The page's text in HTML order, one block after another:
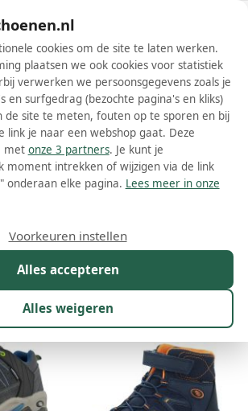
Schoenen.nl
Wis filters Alle filters
Kleur Prijs
cookies om de site te laten werken.
plaatsen we ook cookies voor statistiek
verwerken we persoonsgegevens zoals je
en surfgedrag (bezochte pagina's en kliks)
de site te meten, fouten op te sporen en bij
link je naar een webshop gaat. Deze
met onze 3 partners. Je kunt je
moment intrekken of wijzigen via de link
onderaan elke pagina. Lees meer in onze
Alles accepteren
Alles weigeren
Voorkeuren instellen